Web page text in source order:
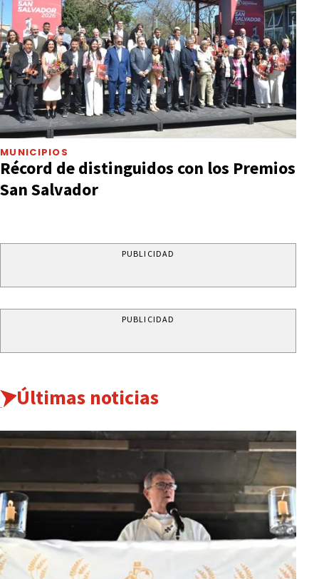
MUNICIPIOS
Récord de distinguidos con los Premios
San Salvador
PUBLICIDAD
PUBLICIDAD
Últimas noticias